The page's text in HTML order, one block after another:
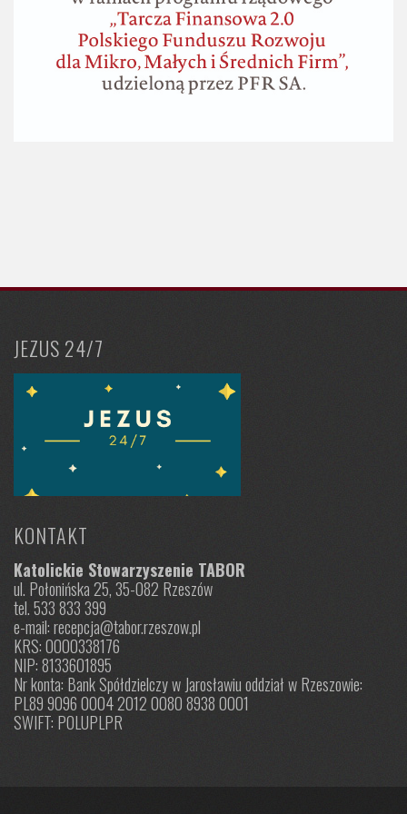
JEZUS 24/7
KONTAKT
Katolickie Stowarzyszenie TABOR
ul. Połonińska 25, 35-082 Rzeszów
tel. 533 833 399
e-mail: recepcja@tabor.rzeszow.pl
KRS: 0000338176
NIP: 8133601895
Nr konta: Bank Spółdzielczy w Jarosławiu oddział w Rzeszowie:
PL89 9096 0004 2012 0080 8938 0001
SWIFT: POLUPLPR